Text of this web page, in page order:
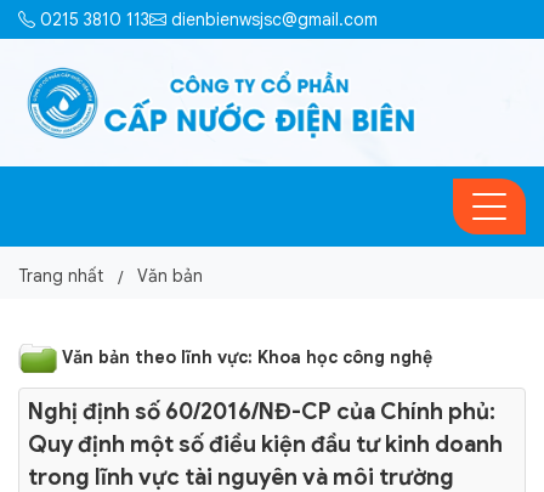
0215 3810 113 dienbienwsjsc@gmail.com
Trang nhất Văn bản
Văn bản theo lĩnh vực: Khoa học công nghệ
Nghị định số 60/2016/NĐ-CP của Chính phủ:
Quy định một số điều kiện đầu tư kinh doanh
trong lĩnh vực tài nguyên và môi trường